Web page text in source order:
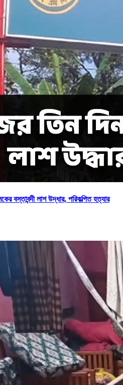
বস্তাবন্দী লাশ উদ্ধার, পরিকল্পিত হত্যার